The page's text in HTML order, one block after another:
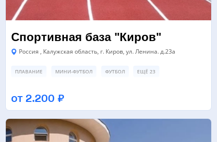
Спортивная база "Киров"
Россия , Калужская область, г. Киров, ул. Ленина. д.23а
ПЛАВАНИЕ МИНИ-ФУТБОЛ ФУТБОЛ ЕЩЁ 23
ПОЛЕ ДЛЯ МИНИ-ФУТБОЛА
от 2.200 ₽